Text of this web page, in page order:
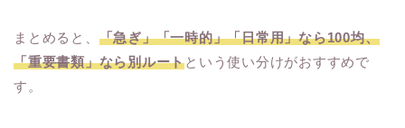
まとめると、 「急ぎ」「一時的」「日常用」なら100均、
「重要書類」なら別ルートという使い分けがおすすめで
す。